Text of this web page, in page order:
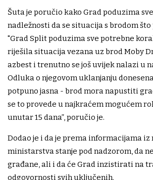
Šuta je poručio kako Grad poduzima
nadležnosti da se situacija s brodom
"Grad Split poduzima sve potrebne
riješila situacija vezana uz brod Moby
azbest i trenutno se još uvijek nalazi u
Odluka o njegovom uklanjanju
potpuno jasna - brod mora napustiti
se to provede u najkraćem mogućem
unutar 15 dana”, poručio je.
Dodao je i da je prema informacijama iz
ministarstva stanje pod nadzorom, da
građane, ali i da će Grad inzistirati na
odgovornosti svih uključenih.